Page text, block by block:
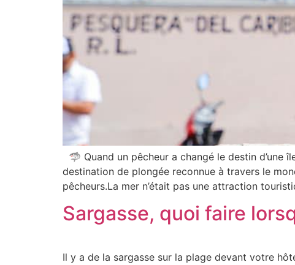
🦈 Quand un pêcheur a changé le destin d’une
destination de plongée reconnue à travers le
pêcheurs.La mer n’était pas une attraction
Sargasse, quoi faire
Il y a de la sargasse sur la plage devant votre